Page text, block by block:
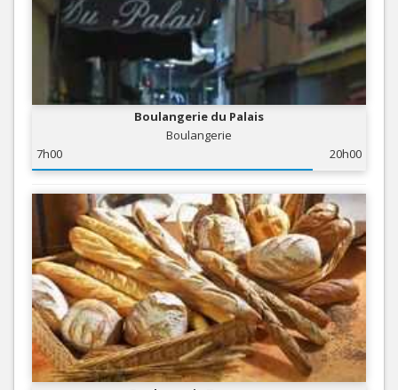
Boulangerie du Palais
Boulangerie
7h00
20h00